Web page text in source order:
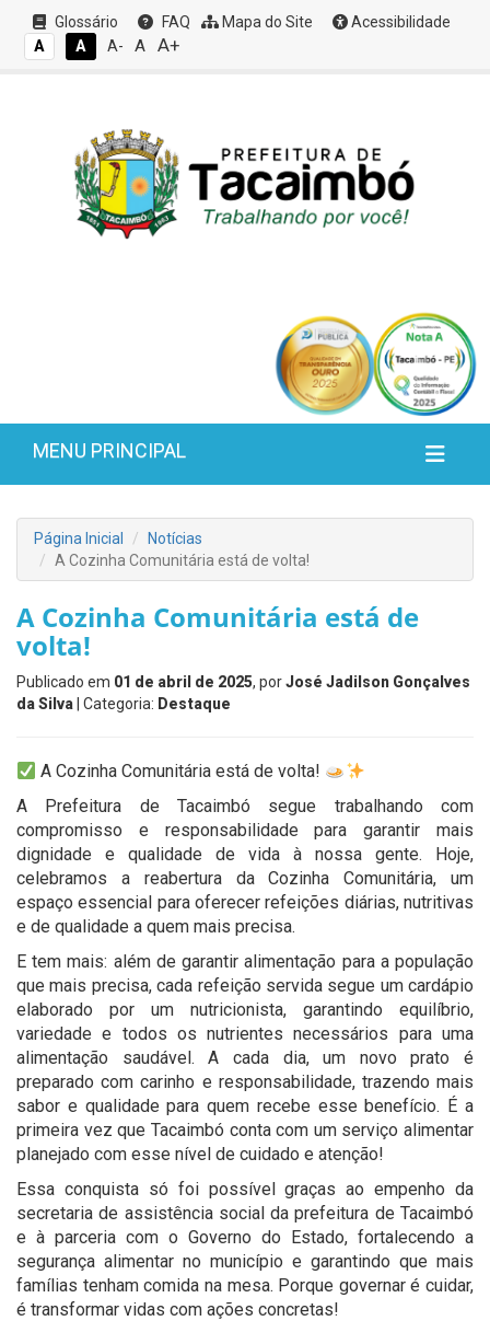
Glossário FAQ Mapa do Site
Acessibilidade
A
A A- A A+
MENU PRINCIPAL
Página Inicial
Notícias
A Cozinha Comunitária está de volta!
A Cozinha Comunitária está de
volta!
Publicado em 01 de abril de 2025, porJosé Jadilson Gonçalves
da Silva | Categoria: Destaque
A Cozinha Comunitária está de volta!
A Prefeitura de Tacaimbó segue trabalhando com
compromisso e responsabilidade para garantir mais
dignidade e qualidade de vida à nossa gente. Hoje,
celebramos a reabertura da Cozinha Comunitária, um
espaço essencial para oferecer refeições diárias, nutritivas
e de qualidade a quem mais precisa.
E tem mais: além de garantir alimentação para a população
que mais precisa, cada refeição servida segue um cardápio
elaborado por um nutricionista, garantindo equilíbrio,
variedade e todos os nutrientes necessários para uma
alimentação saudável. A cada dia, um novo prato é
preparado com carinho e responsabilidade, trazendo mais
sabor e qualidade para quem recebe esse benefício. É a
primeira vez que Tacaimbó conta com um serviço alimentar
planejado com esse nível de cuidado e atenção!
Essa conquista só foi possível graças ao empenho da
secretaria de assistência social da prefeitura de Tacaimbó
e à parceria com o Governo do Estado, fortalecendo a
segurança alimentar no município e garantindo que mais
famílias tenham comida na mesa. Porque governar é cuidar,
é transformar vidas com ações concretas!